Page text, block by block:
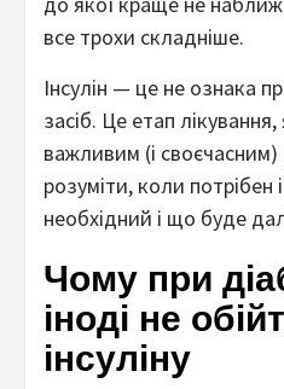
все трохи складніше.
Інсулін — це не ознака
засіб. Це етап
важливим (і
розуміти, коли потрібен
необхідний і що буде
Чому при
іноді не
інсуліну